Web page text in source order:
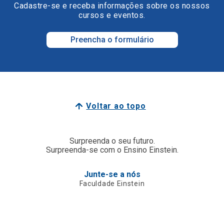
Cadastre-se e receba informações sobre os nossos
cursos e eventos.
Preencha o formulário
Voltar ao topo
Surpreenda o seu futuro.
Surpreenda-se com o Ensino Einstein.
Junte-se a nós
Faculdade Einstein